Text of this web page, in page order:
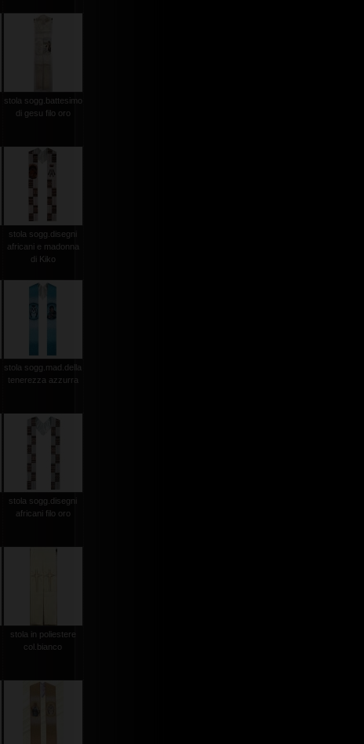
stola sogg.battesimo
di gesu filo oro
stola sogg.disegni
africani e madonna
di Kiko
stola sogg.mad.della
tenerezza azzurra
stola sogg.disegni
africani filo oro
stola in poliestere
col.bianco